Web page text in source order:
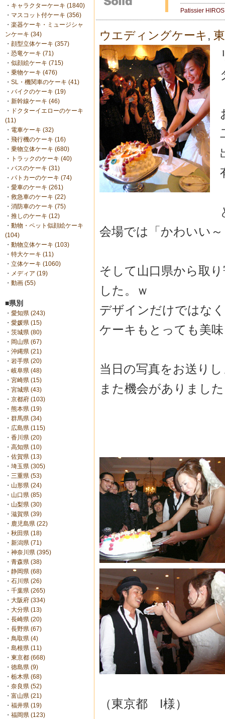
・ キャラクターケーキ (1840)
・ マスコット付ケーキ (356)
・ 楽器ケーキ・ミュージシャ
ンケーキ (34)
・ 顔型立体ケーキ (357)
・ 恐竜ケーキ (71)
・ 似顔絵ケーキ (715)
・ 乗物ケーキ (476)
・ SL・機関車のケーキ (41)
・ バイクのケーキ (19)
・ 新幹線ケーキ (46)
・
ドクターイエローのケーキ
(11)
・ 電車ケーキ (32)
・ 飛行機のケーキ (16)
・ 乗物立体ケーキ (680)
・
トラックのケーキ (40)
・ バスのケーキ (31)
・ パトカーのケーキ (74)
・ 愛車のケーキ (261)
・ 救急車のケーキ (22)
・ 消防車のケーキ (75)
・ 推しのケーキ (12)
・ 動物・ペット似顔絵ケーキ
(104)
・ 動物立体ケーキ (103)
・ 特大ケーキ (11)
・ 立体ケーキ (1060)
・ メディア (19)
・ 動画 (55)
■県別
・ 愛知県 (243)
・ 愛媛県 (15)
・ 茨城県 (80)
・ 岡山県 (67)
・ 沖縄県 (21)
・ 岩手県 (20)
・ 岐阜県 (48)
・ 宮崎県 (15)
・ 宮城県 (43)
・ 京都府 (103)
・ 熊本県 (19)
・ 群馬県 (34)
・ 広島県 (115)
・ 香川県 (20)
・ 高知県 (10)
・ 佐賀県 (13)
・ 埼玉県 (305)
・ 三重県 (53)
・ 山形県 (24)
・ 山口県 (85)
・ 山梨県 (30)
・ 滋賀県 (39)
・ 鹿児島県 (22)
・ 秋田県 (18)
・ 新潟県 (71)
・ 神奈川県 (395)
・ 青森県 (38)
・ 静岡県 (68)
・ 石川県 (26)
・ 千葉県 (265)
・ 大阪府 (334)
・ 大分県 (13)
・ 長崎県 (20)
・ 長野県 (67)
・ 鳥取県 (4)
・ 島根県 (11)
・ 東京都 (668)
・ 徳島県 (9)
・ 栃木県 (68)
・ 奈良県 (52)
・ 富山県 (21)
・ 福井県 (19)
・ 福岡県 (123)
Patissier
ウエディングケーキ ,
会場では「かわいい
そして山口県から取
した。ｗ
デザインだけではな
ケーキもとっても美
当日の写真をお送り
また機会がありまし
（東京都 I様）